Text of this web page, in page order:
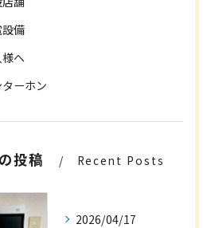
備
へ
ーホン
投稿 Recent Posts
2026/04/17